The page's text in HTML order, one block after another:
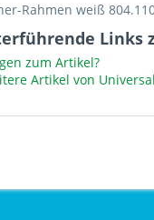
Rahmen weiß
Links
zum Artikel?
Artikel von Universal